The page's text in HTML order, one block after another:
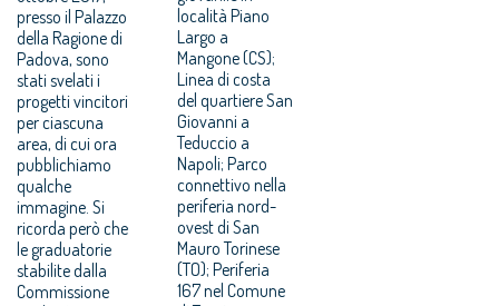
presso il Palazzo
della Ragione di
Padova, sono
stati svelati i
progetti vincitori
per ciascuna
area, di cui ora
pubblichiamo
qualche
immagine. Si
ricorda però che
le graduatorie
stabilite dalla
Commissione
località Piano
Largo a
Mangone (CS);
Linea di costa
del quartiere San
Giovanni a
Teduccio a
Napoli; Parco
connettivo nella
periferia nord-
ovest di San
Mauro Torinese
(TO); Periferia
167 nel Comune